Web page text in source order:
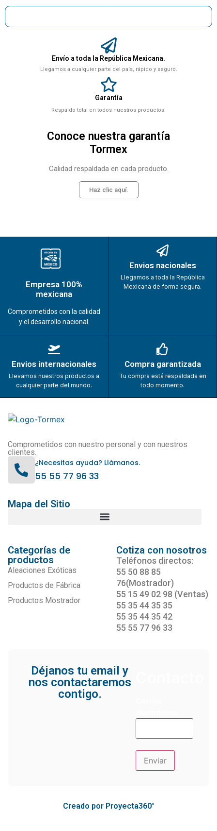
Envío a toda la República Mexicana.
Llegamos a cualquier parte del país, rápido y seguro.
Garantía
Respaldo total en todos nuestros productos.
Conoce nuestra garantía
Tormex
Calidad respaldada en cada producto.
Haz clic aquí.
Empresa 100%
mexicana
Comprometidos con la calidad
y el desarrollo nacional.
Envios nacionales
Llegamos a toda la República
Mexicana de forma segura.
Envios internacionales
Llevamos nuestros productos a
cualquier parte del mundo.
Compra garantizada
Tu compra está respaldada en
todo momento.
Comprometidos con nuestro personal y con nuestros
clientes.
¿Necesitas ayuda? Llámanos.
55 55 77 96 33
Mapa del Sitio
Categorías de
productos
Aleaciones Exóticas
Productos de Fábrica
Productos Mostrador
Cotiza con nosotros
Teléfonos directos:
55 50 88 85
76(Mostrador)
55 15 49 02 98 (Ventas)
55 35 44 35 35
55 35 44 35 42
55 55 77 96 33
Déjanos tu email y
nos contactaremos
contigo.
Creado por Proyecta360°